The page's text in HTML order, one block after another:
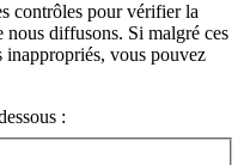
contrôles pour vérifier la
diffusons. Si malgré ces
inappropriés, vous pouvez
: